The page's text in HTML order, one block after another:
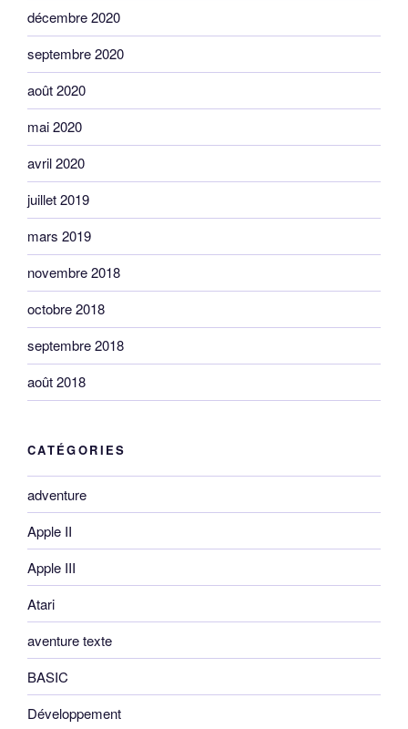
décembre 2020
septembre 2020
août 2020
mai 2020
avril 2020
juillet 2019
mars 2019
novembre 2018
octobre 2018
septembre 2018
août 2018
CATÉGORIES
adventure
Apple II
Apple III
Atari
aventure texte
BASIC
Développement